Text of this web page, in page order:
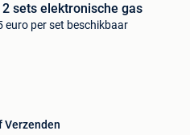
sets elektronische gas
euro per set beschikbaar
Verzenden